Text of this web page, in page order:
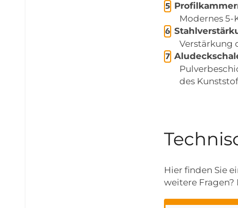
Modernes
Verstärkung
des
Hier finden Sie
weitere Fragen?